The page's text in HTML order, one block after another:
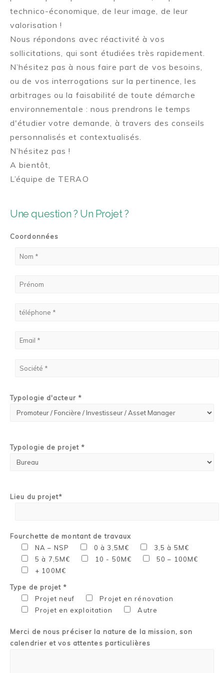
Une question ? Un Projet ?
Coordonnées
Typologie d'acteur *
Typologie de projet *
Lieu du projet*
Fourchette de montant de travaux
NA – NSP
0 à 3,5M€
3,5 à 5M€
5 à 7,5M€
10 - 50M€
50 – 100M€
+ 100M€
Type de projet *
Projet neuf
Projet en rénovation
Projet en exploitation
Autre
Merci de nous préciser la nature de la mission, son
calendrier et vos attentes particulières
technico-économique, de leur image, de leur
valorisation !
Nous répondons avec réactivité à vos
sollicitations, qui sont étudiées très rapidement.
N’hésitez pas à nous faire part de vos besoins,
ou de vos interrogations sur la pertinence, les
arbitrages ou la faisabilité de toute démarche
environnementale : nous prendrons le temps
d'étudier votre demande, à travers des conseils
personnalisés et contextualisés.
N’hésitez pas !
A bientôt,
L’équipe de TERAO